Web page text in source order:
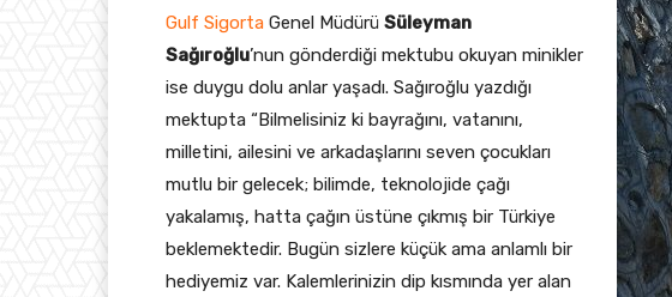
Gulf Sigorta Genel Müdürü Süleyman
Sağıroğlu’nun gönderdiği mektubu okuyan minikler
ise duygu dolu anlar yaşadı. Sağıroğlu yazdığı
mektupta “Bilmelisiniz ki bayrağını, vatanını,
milletini, ailesini ve arkadaşlarını seven çocukları
mutlu bir gelecek; bilimde, teknolojide çağı
yakalamış, hatta çağın üstüne çıkmış bir Türkiye
beklemektedir. Bugün sizlere küçük ama anlamlı bir
hediyemiz var. Kalemlerinizin dip kısmında yer alan